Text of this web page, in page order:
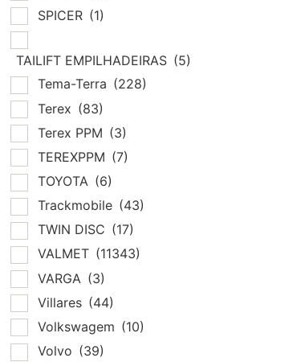
SPICER (1)
TAILIFT EMPILHADEIRAS (5)
Tema-Terra (228)
Terex (83)
Terex PPM (3)
TEREXPPM (7)
TOYOTA (6)
Trackmobile (43)
TWIN DISC (17)
VALMET (11343)
VARGA (3)
Villares (44)
Volkswagem (10)
Volvo (39)